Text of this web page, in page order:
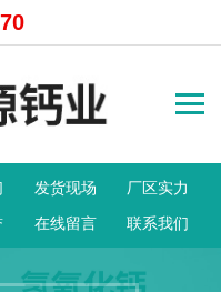
发货现场
厂区实力
在线留言 联系我们